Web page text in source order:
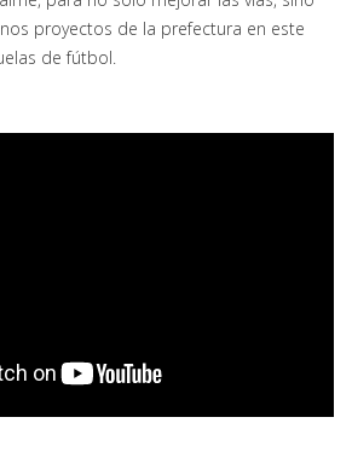
proyectos de la prefectura en este
de fútbol.